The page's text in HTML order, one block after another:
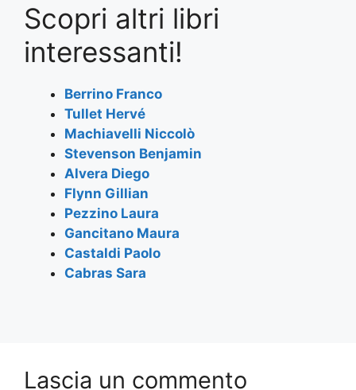
c
e
b
o
o
k
itt
er
at
s
A
p
p
e
gr
a
m
ai
l
ar
Scopri altri libri
interessanti!
Berrino Franco
Tullet Hervé
Machiavelli Niccolò
Stevenson Benjamin
Alvera Diego
Flynn Gillian
Pezzino Laura
Gancitano Maura
Castaldi Paolo
Cabras Sara
Lascia un commento